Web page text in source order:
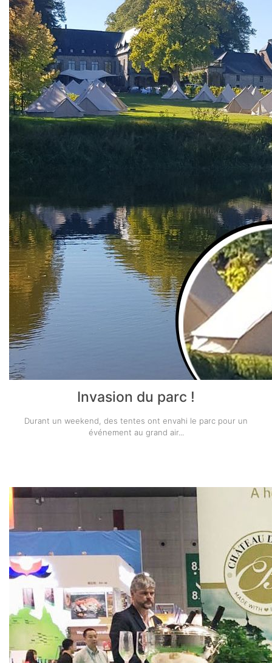
Invasion du parc !
Durant un weekend, des tentes ont envahi le parc pour un
événement au grand air...